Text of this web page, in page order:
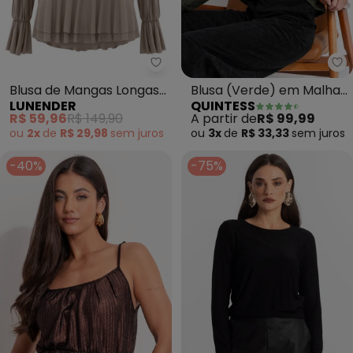
Lunender - Blusa de Mangas
Blusa de Mangas Longas
em Malha Crepe (Cinza)
LUNENDER
R$ 59,96R$ 149,90
ou 2x de R$ 29,98 sem juros
Blusa (Verde) em Malha
Tricô
QUINTESS
A partir deR$ 99,99
ou 3x de R$ 33,33 sem juros
-40% -75%